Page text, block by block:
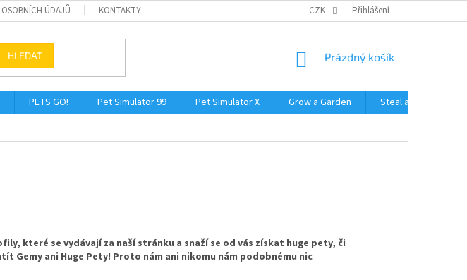
ÚDAJŮ KONTAKTY CZK Přihlášení
HLEDAT
NÁKUPNÍ
Prázdný košík
PETS GO! Pet Simulator 99 Pet Simulator X Grow a Garden
Steal a Brainrot
které se vydávají za naší stránku a snaží se od vás získat huge pety, či
Gemy ani Huge Pety! Proto nám ani nikomu nám podobnému nic